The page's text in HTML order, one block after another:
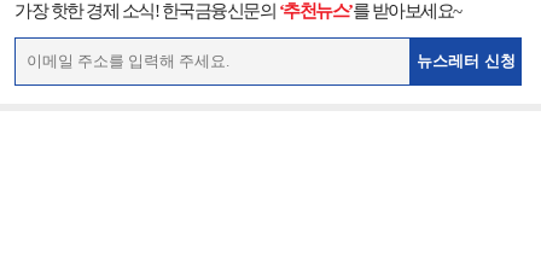
가장 핫한 경제 소식! 한국금융신문의 ‘추천뉴스’를 받아보세요~
뉴스레터 신청